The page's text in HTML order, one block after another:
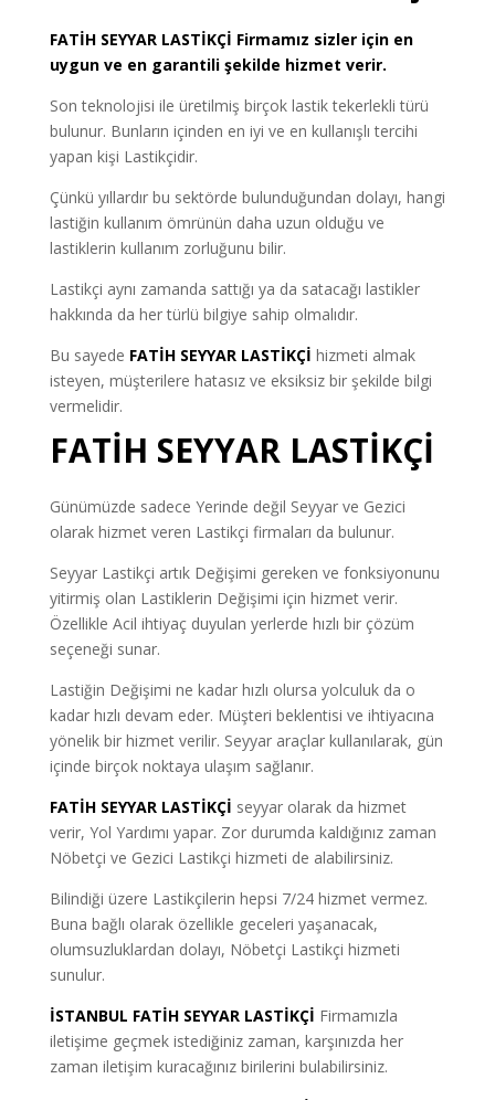
FATİH SEYYAR LASTİKÇİ Firmamız sizler için en
uygun ve en garantili şekilde hizmet verir.
Son teknolojisi ile üretilmiş birçok lastik tekerlekli türü
bulunur. Bunların içinden en iyi ve en kullanışlı tercihi
yapan kişi Lastikçidir.
Çünkü yıllardır bu sektörde bulunduğundan dolayı, hangi
lastiğin kullanım ömrünün daha uzun olduğu ve
lastiklerin kullanım zorluğunu bilir.
Lastikçi aynı zamanda sattığı ya da satacağı lastikler
hakkında da her türlü bilgiye sahip olmalıdır.
Bu sayede FATİH SEYYAR LASTİKÇİ hizmeti almak
isteyen, müşterilere hatasız ve eksiksiz bir şekilde bilgi
vermelidir.
FATİH SEYYAR LASTİKÇİ
Günümüzde sadece Yerinde değil Seyyar ve Gezici
olarak hizmet veren Lastikçi firmaları da bulunur.
Seyyar Lastikçi artık Değişimi gereken ve fonksiyonunu
yitirmiş olan Lastiklerin Değişimi için hizmet verir.
Özellikle Acil ihtiyaç duyulan yerlerde hızlı bir çözüm
seçeneği sunar.
Lastiğin Değişimi ne kadar hızlı olursa yolculuk da o
kadar hızlı devam eder. Müşteri beklentisi ve ihtiyacına
yönelik bir hizmet verilir. Seyyar araçlar kullanılarak, gün
içinde birçok noktaya ulaşım sağlanır.
FATİH SEYYAR LASTİKÇİ seyyar olarak da hizmet
verir, Yol Yardımı yapar. Zor durumda kaldığınız zaman
Nöbetçi ve Gezici Lastikçi hizmeti de alabilirsiniz.
Bilindiği üzere Lastikçilerin hepsi 7/24 hizmet vermez.
Buna bağlı olarak özellikle geceleri yaşanacak,
olumsuzluklardan dolayı, Nöbetçi Lastikçi hizmeti
sunulur.
İSTANBUL FATİH SEYYAR LASTİKÇİ Firmamızla
iletişime geçmek istediğiniz zaman, karşınızda her
zaman iletişim kuracağınız birilerini bulabilirsiniz.